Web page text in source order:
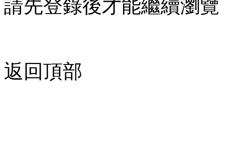
請先登錄後才能繼續瀏覽
返回頂部